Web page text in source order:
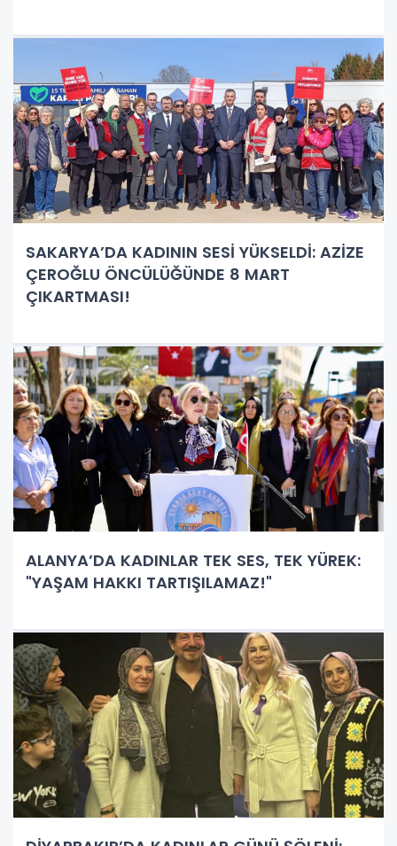
SAKARYA’DA KADININ SESİ YÜKSELDİ: AZİZE
ÇEROĞLU ÖNCÜLÜĞÜNDE 8 MART
ÇIKARTMASI!
ALANYA’DA KADINLAR TEK SES, TEK YÜREK:
"YAŞAM HAKKI TARTIŞILAMAZ!"